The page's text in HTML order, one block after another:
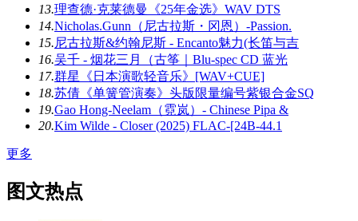
13.理查德·克莱德曼《25年金选》WAV DTS
14.Nicholas.Gunn（尼古拉斯・冈恩）-Passion.
15.尼古拉斯&约翰尼斯 - Encanto魅力(长笛与吉
16.吴千 - 烟花三月（古筝｜Blu-spec CD 蓝光
17.群星《日本演歌轻音乐》[WAV+CUE]
18.苏倩《单簧管演奏》头版限量编号紫银合金SQ
19.Gao Hong-Neelam（霓岚）- Chinese Pipa &
20.Kim Wilde - Closer (2025) FLAC-[24B-44.1
更多
图文热点